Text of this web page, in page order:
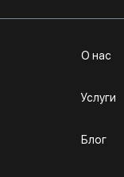
О нас
Услуги
Блог